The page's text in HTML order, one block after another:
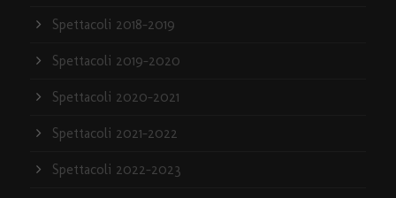
Spettacoli 2018-2019
Spettacoli 2019-2020
Spettacoli 2020-2021
Spettacoli 2021-2022
Spettacoli 2022-2023